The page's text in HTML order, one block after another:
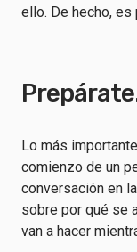
ello. De hecho,
Lo más
comienzo de un
conversación en
sobre por qué se
van a hacer